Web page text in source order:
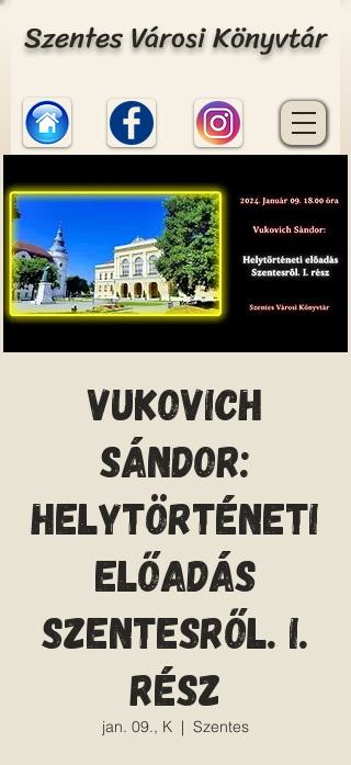
Szentes Városi Könyvtár
Vukovich
Sándor:
Helytörténeti
előadás
Szentesről. I.
rész
jan. 09., K
  |
Szentes